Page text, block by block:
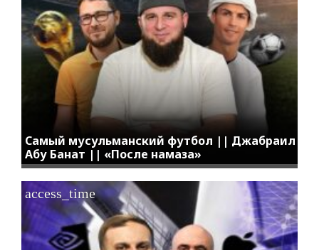
Самый мусульманский футбол || Джабраил
Абу Банат || «После намаза»
access_time